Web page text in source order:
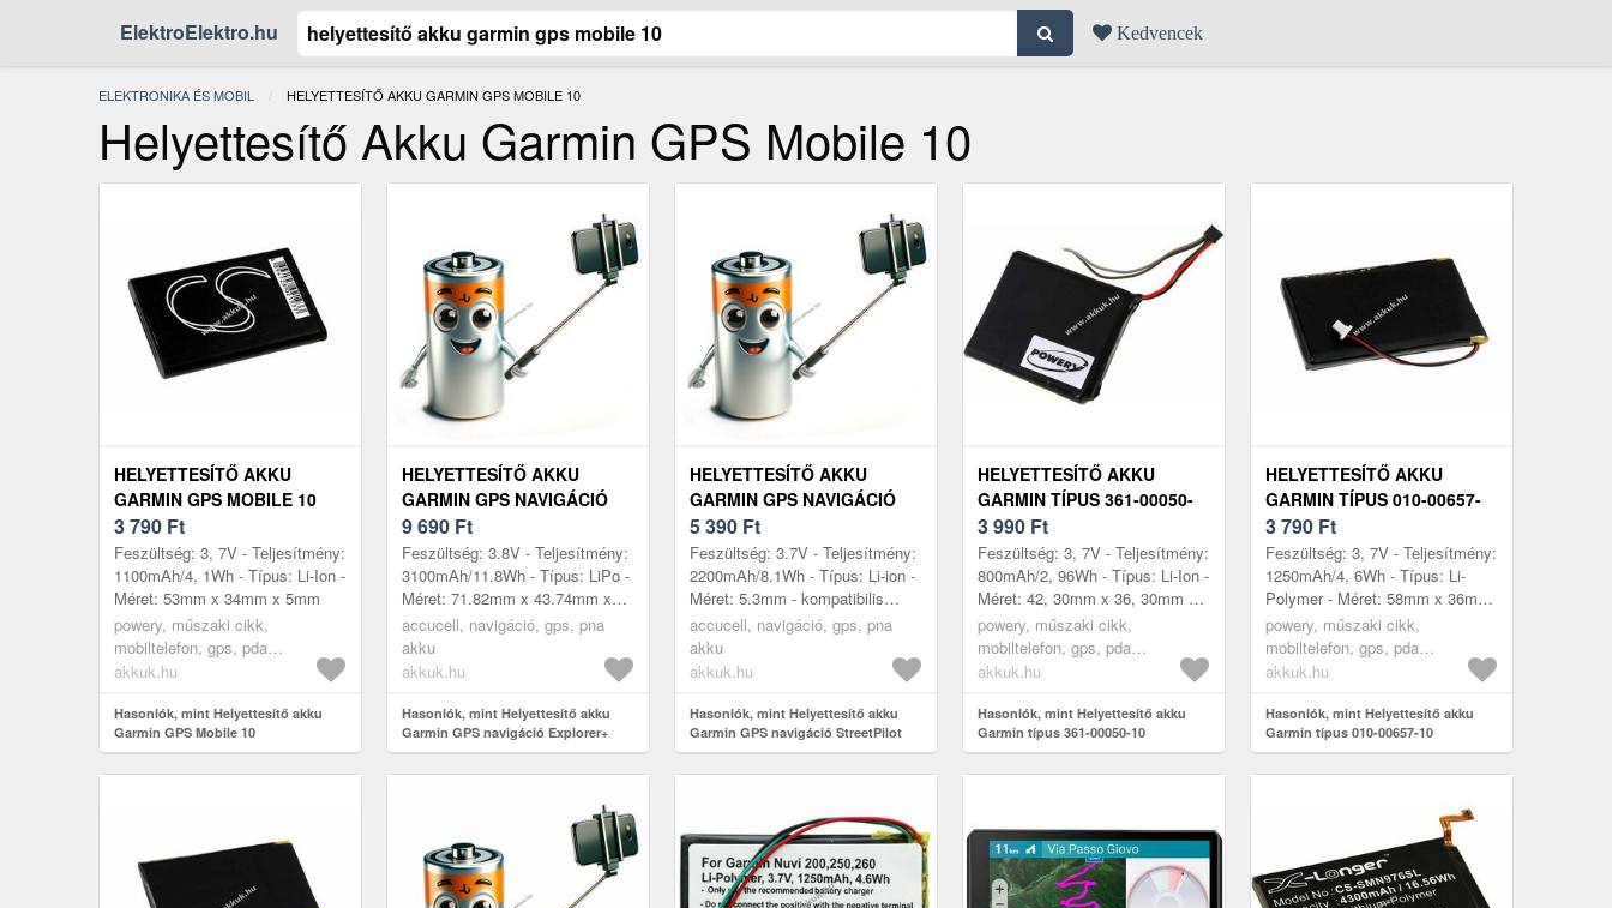
ElektroElektro.hu Kedvencek
ELEKTRONIKA ÉS MOBIL JELENLEGI:
HELYETTESÍTŐ AKKU GARMIN GPS MOBILE 10
Helyettesítő Akku Garmin GPS Mobile 10
HELYETTESÍTŐ AKKU
GARMIN GPS MOBILE 10
3 790 Ft
Feszültség: 3, 7V - Teljesítmény:
1100mAh/4, 1Wh - Típus: Li-Ion -
Méret: 53mm x 34mm x 5mm
powery, műszaki cikk,
mobiltelefon, gps, pda
akkumulátor, töltő
akkuk.hu
Hasonlók, mint Helyettesítő akku
Garmin GPS Mobile 10
HELYETTESÍTŐ AKKU
GARMIN GPS NAVIGÁCIÓ
EXPLORER+ GPSMAP
INREACHSE 361-00107-00
9 690 Ft
Feszültség: 3.8V - Teljesítmény:
3100mAh/11.8Wh - Típus: LiPo -
Méret: 71.82mm x 43.74mm x
6.85mm - kompatibilis modellek:
Explorer+ GPSMAP 66i GPS...
accucell, navigáció, gps, pna
akku
akkuk.hu
Hasonlók, mint Helyettesítő akku
Garmin GPS navigáció Explorer+
GPSMAP inReachSE 361-00107-00
HELYETTESÍTŐ AKKU
GARMIN GPS NAVIGÁCIÓ
STREETPILOT C340
IA3AB07B1A97 3, 7V
2200MAH LI-ION
5 390 Ft
Feszültség: 3.7V - Teljesítmény:
2200mAh/8.1Wh - Típus: Li-ion -
Méret: 5.3mm - kompatibilis
modellek: Garmin StreetPilot
C320, Garmin StreetPilot ...
accucell, navigáció, gps, pna
akku
akkuk.hu
Hasonlók, mint Helyettesítő akku
Garmin GPS navigáció StreetPilot
C340 IA3AB07B1A97 3, 7V 2200mAh
Li-ion
HELYETTESÍTŐ AKKU
GARMIN TÍPUS 361-00050-
10
3 990 Ft
Feszültség: 3, 7V - Teljesítmény:
800mAh/2, 96Wh - Típus: Li-Ion -
Méret: 42, 30mm x 36, 30mm x
5, 50mm
powery, műszaki cikk,
mobiltelefon, gps, pda
akkumulátor, töltő
akkuk.hu
Hasonlók, mint Helyettesítő akku
Garmin típus 361-00050-10
HELYETTESÍTŐ AKKU
GARMIN TÍPUS 010-00657-
10
3 790 Ft
Feszültség: 3, 7V - Teljesítmény:
1250mAh/4, 6Wh - Típus: Li-
Polymer - Méret: 58mm x 36mm
x 5mm
powery, műszaki cikk,
mobiltelefon, gps, pda
akkumulátor, töltő
akkuk.hu
Hasonlók, mint Helyettesítő akku
Garmin típus 010-00657-10